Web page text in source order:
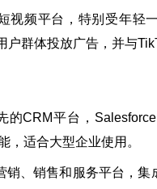
视频平台，特别受年轻
户群体投放广告，并与
的CRM平台，
，适合大型企业使用。
销、销售和服务平台，